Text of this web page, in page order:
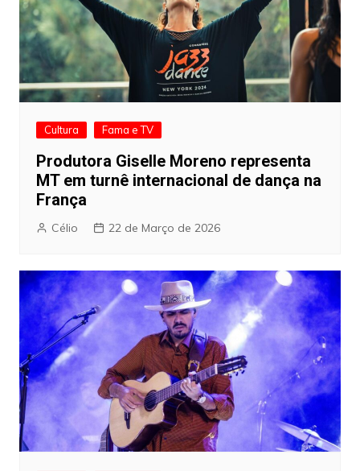
Cultura Fama e TV
Produtora Giselle Moreno representa
MT em turnê internacional de dança na
França
Célio 22 de Março de 2026